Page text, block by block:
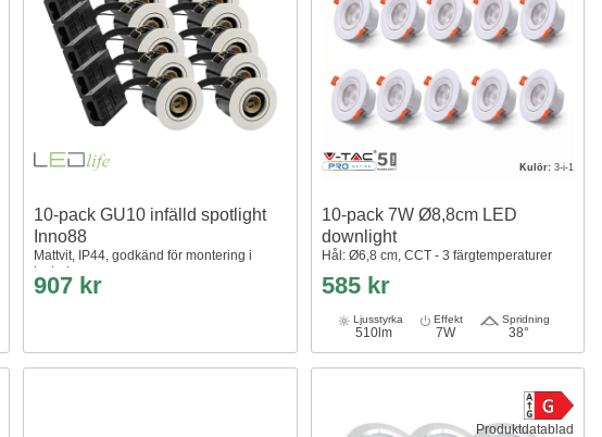
10-pack GU10 infälld spotlight
Inno88
Mattvit, IP44, godkänd för montering i
isolering
907 kr
Kulör: 3-i-1
10-pack 7W Ø8,8cm LED
downlight
Hål: Ø6,8 cm, CCT - 3 färgtemperaturer
585 kr
Ljusstyrka
510lm
Effekt
7W
Spridning
38°
Produktdatablad